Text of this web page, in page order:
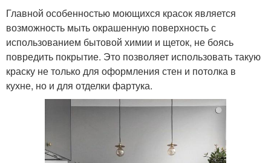
Главной особенностью моющихся красок является
возможность мыть окрашенную поверхность с
использованием бытовой химии и щеток, не боясь
повредить покрытие. Это позволяет использовать такую
краску не только для оформления стен и потолка в
кухне, но и для отделки фартука.